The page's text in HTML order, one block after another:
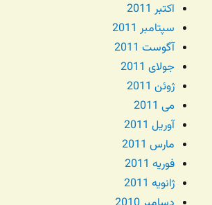
اکتبر 2011
سپتامبر 2011
آگوست 2011
جولای 2011
ژوئن 2011
می 2011
آوریل 2011
مارس 2011
فوریه 2011
ژانویه 2011